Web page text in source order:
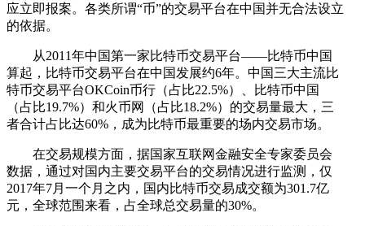
应立即报案。各类所谓“币”的交易平台在中国并无合法设立
的依据。
从2011年中国第一家比特币交易平台——比特币中国
算起，比特币交易平台在中国发展约6年。中国三大主流比
特币交易平台OKCoin币行（占比22.5%）、比特币中国
（占比19.7%）和火币网（占比18.2%）的交易量最大，三
者合计占比达60%，成为比特币最重要的场内交易市场。
在交易规模方面，据国家互联网金融安全专家委员会
数据，通过对国内主要交易平台的交易情况进行监测，仅
2017年7月一个月之内，国内比特币交易成交额为301.7亿
元，全球范围来看，占全球总交易量的30%。